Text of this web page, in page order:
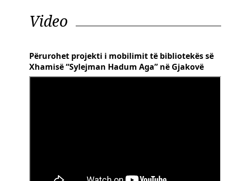
Video
Përurohet projekti i mobilimit të bibliotekës së
Xhamisë “Sylejman Hadum Aga” në Gjakovë